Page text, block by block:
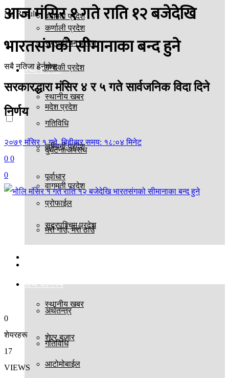
वागमती प्रदेश
सुदूरपश्चिम प्रदेश
स्थानीय तह
स्थानीय खबर
गतिविधि
दुर्घटना/अपराध
पूर्वाधार
प्रोफाईल
मेरो गाउँ, मेरो ठाउँ
अर्थ वाणिज्य
अर्थतन्त्र
शेएर बजार
आटोमोबाईल
कर्णाली प्रदेश
गण्डकी प्रदेश
मदेश प्रदेश
लुम्बिनी प्रदेश
वागमती प्रदेश
सुदूरपश्चिम प्रदेश
स्थानीय खबर
गतिविधि
No Result
सबै नतिजा हेर्नुहोस्
आज मंसिर १ गते राति १२ बजेदेखि
भारतसंगको सीमानाका बन्द हुने
सरकारद्धारा मंसिर ४ र ५ गते सार्वजनिक विदा दिने
निर्णय
२०७९ मंसिर १ गते, बिहीबार समय: १८:०४ मिनेट
0 0
0
0
शेयरहरू
17
VIEWS